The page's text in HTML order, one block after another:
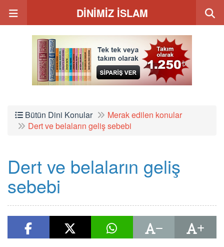
DİNİMİZ İSLAM
Bütün Dini Konular
Merak edilen konular
Dert ve belaların geliş sebebi
Dert ve belaların geliş
sebebi